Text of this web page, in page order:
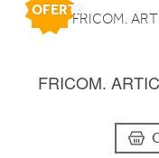
FRICOM.
OFERTA